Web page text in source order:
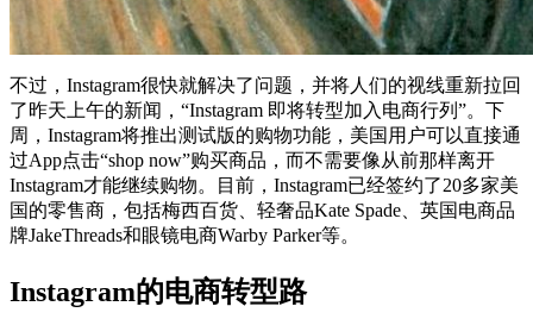
不过，Instagram很快就解决了问题，并将人们的视线重新拉回
了昨天上午的新闻，“Instagram 即将转型加入电商行列”。下
周，Instagram将推出测试版的购物功能，美国用户可以直接通
过App点击“shop now”购买商品，而不需要像从前那样离开
Instagram才能继续购物。目前，Instagram已经签约了20多家美
国的零售商，包括梅西百货、轻奢品Kate Spade、英国电商品
牌JakeThreads和眼镜电商Warby Parker等。
Instagram的电商转型路